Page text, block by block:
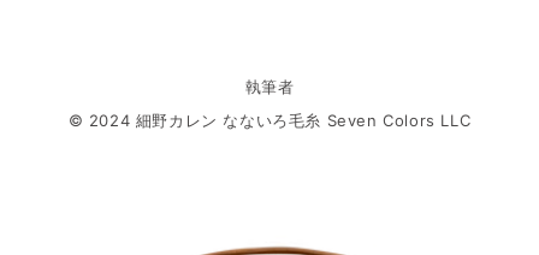
執筆者
© 2024 細野カレン なないろ毛糸 Seven Colors LLC